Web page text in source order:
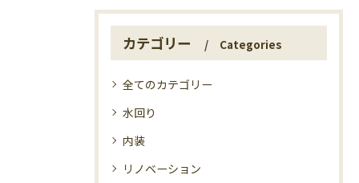
カテゴリー Categories
全てのカテゴリー
水回り
内装
リノベーション